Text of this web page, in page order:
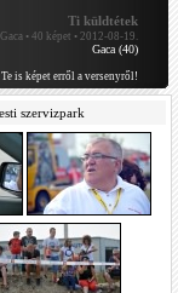
Ti küldtétek
Gaca • 40 képet • 2012-08-19.
Gaca (40)
is képet erről a versenyről!
esti szervizpark